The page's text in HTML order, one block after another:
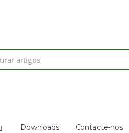
Downloads Contacte-nos